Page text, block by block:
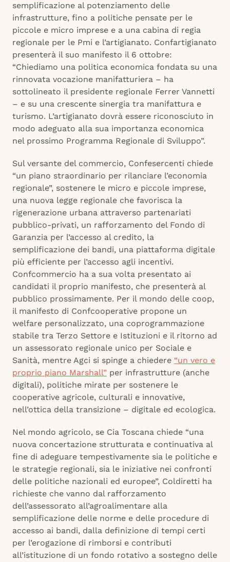
semplificazione al potenziamento delle
infrastrutture, fino a politiche pensate per le
piccole e micro imprese e a una cabina di regia
regionale per le Pmi e l’artigianato. Confartigianato
presenterà il suo manifesto il 6 ottobre:
“Chiediamo una politica economica fondata su una
rinnovata vocazione manifatturiera – ha
sottolineato il presidente regionale Ferrer Vannetti
– e su una crescente sinergia tra manifattura e
turismo. L’artigianato dovrà essere riconosciuto in
modo adeguato alla sua importanza economica
nel prossimo Programma Regionale di Sviluppo”.
Sul versante del commercio, Confesercenti chiede
“un piano straordinario per rilanciare l’economia
regionale”, sostenere le micro e piccole imprese,
una nuova legge regionale che favorisca la
rigenerazione urbana attraverso partenariati
pubblico-privati, un rafforzamento del Fondo di
Garanzia per l’accesso al credito, la
semplificazione dei bandi, una piattaforma digitale
più efficiente per l’accesso agli incentivi.
Confcommercio ha a sua volta presentato ai
candidati il proprio manifesto, che presenterà al
pubblico prossimamente. Per il mondo delle coop,
il manifesto di Confcooperative propone un
welfare personalizzato, una coprogrammazione
stabile tra Terzo Settore e Istituzioni e il ritorno ad
un assessorato regionale unico per Sociale e
Sanità, mentre Agci si spinge a chiedere “un vero e
proprio piano Marshall” per infrastrutture (anche
digitali), politiche mirate per sostenere le
cooperative agricole, culturali e innovative,
nell’ottica della transizione – digitale ed ecologica.
Nel mondo agricolo, se Cia Toscana chiede “una
nuova concertazione strutturata e continuativa al
fine di adeguare tempestivamente sia le politiche e
le strategie regionali, sia le iniziative nei confronti
delle politiche nazionali ed europee”, Coldiretti ha
richieste che vanno dal rafforzamento
dell’assessorato all’agroalimentare alla
semplificazione delle norme e delle procedure di
accesso ai bandi, dalla definizione di tempi certi
per l’erogazione di rimborsi e contributi
all’istituzione di un fondo rotativo a sostegno delle